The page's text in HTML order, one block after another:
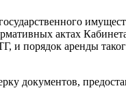
актах
и порядок аренды
документов,